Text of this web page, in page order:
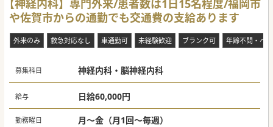
【神経内科】専門外来/患者数は1日15名程度/福岡市
や佐賀市からの通勤でも交通費の支給あります
外来のみ 救急対応なし 車通勤可 未経験歓迎 ブランク可 年齢不問・ベ
募集科目 神経内科・脳神経内科
給与 日給60,000円
勤務曜日 月～金（月1回～毎週）